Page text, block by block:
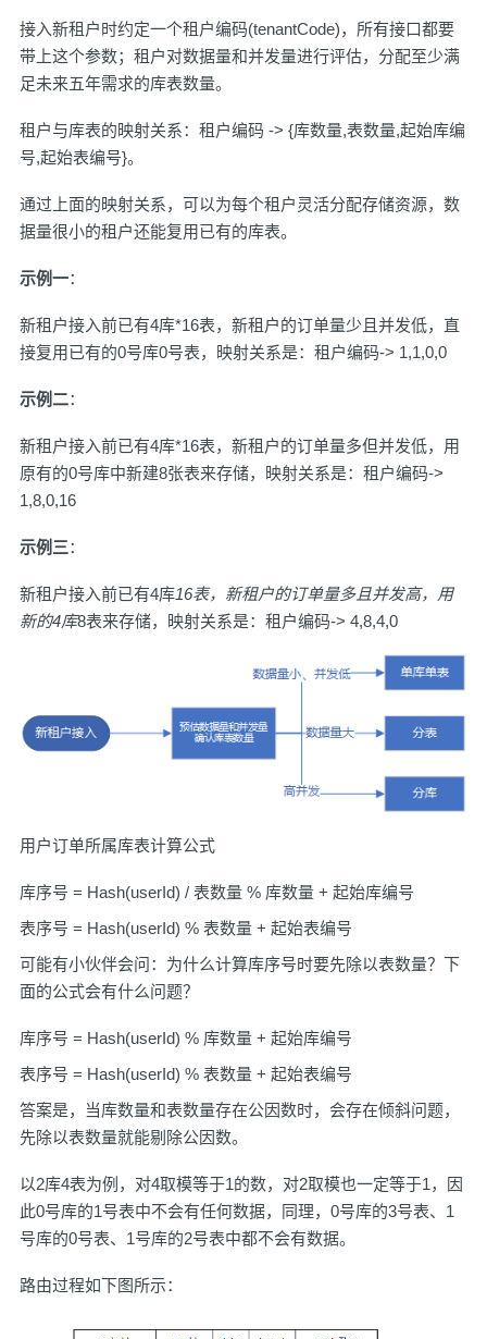
接入新租户时约定一个租户编码(tenantCode)，所有接口都要
带上这个参数；租户对数据量和并发量进行评估，分配至少满
足未来五年需求的库表数量。
租户与库表的映射关系：租户编码 -> {库数量,表数量,起始库编
号,起始表编号}。
通过上面的映射关系，可以为每个租户灵活分配存储资源，数
据量很小的租户还能复用已有的库表。
示例一：
新租户接入前已有4库*16表，新租户的订单量少且并发低，直
接复用已有的0号库0号表，映射关系是：租户编码-> 1,1,0,0
示例二：
新租户接入前已有4库*16表，新租户的订单量多但并发低，用
原有的0号库中新建8张表来存储，映射关系是：租户编码->
1,8,0,16
示例三：
新租户接入前已有4库16表，新租户的订单量多且并发高，用
新的4库8表来存储，映射关系是：租户编码-> 4,8,4,0
用户订单所属库表计算公式
库序号 = Hash(userId) / 表数量 % 库数量 + 起始库编号
表序号 = Hash(userId) % 表数量 + 起始表编号
可能有小伙伴会问：为什么计算库序号时要先除以表数量？下
面的公式会有什么问题？
库序号 = Hash(userId) % 库数量 + 起始库编号
表序号 = Hash(userId) % 表数量 + 起始表编号
答案是，当库数量和表数量存在公因数时，会存在倾斜问题，
先除以表数量就能剔除公因数。
以2库4表为例，对4取模等于1的数，对2取模也一定等于1，因
此0号库的1号表中不会有任何数据，同理，0号库的3号表、1
号库的0号表、1号库的2号表中都不会有数据。
路由过程如下图所示：